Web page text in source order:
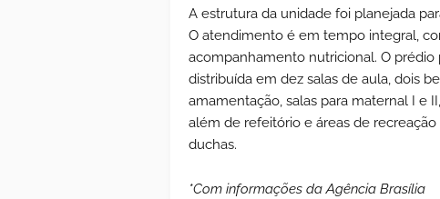
A estrutura da unidade foi planejada
O atendimento é em tempo integral,
acompanhamento nutricional. O prédio
distribuída em dez salas de aula, dois
amamentação, salas para maternal I e
além de refeitório e áreas de
duchas.
*Com informações da Agência Brasília